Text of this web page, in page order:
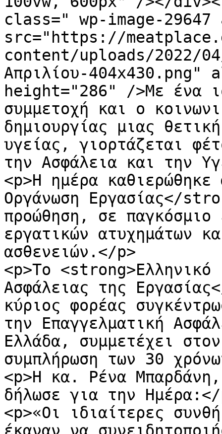
class=" wp-image-
src="https://
content/uploads/2022/
Απριλίου-
height="286" />Με ένα
συμμετοχή και ο
δημιουργίας μιας
υγείας, γιορτάζεται
την Ασφάλεια και την
<p>Η ημέρα
Οργάνωση Εργασίας</
προώθηση, σε
εργατικών ατυχημάτων
ασθενειών.</p>
<p>Το <strong>Ελληνικό
Ασφάλειας της
κύριος φορέας
την Επαγγελματική
Ελλάδα, συμμετέχει
συμπλήρωση των 30
<p>Η κα. Ρένα
δήλωσε για την Ημέρα:</
<p>«Οι ιδιαίτερες